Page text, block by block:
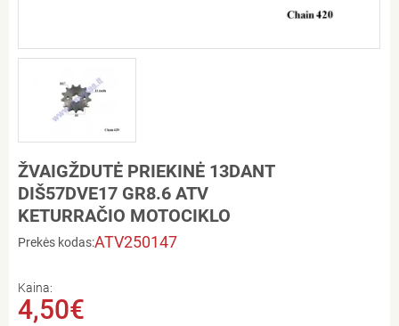
ŽVAIGŽDUTĖ PRIEKINĖ 13DANT
DIŠ57DVE17 GR8.6 ATV
KETURRAČIO MOTOCIKLO
Prekės kodas:ATV250147
Kaina:
4,50€